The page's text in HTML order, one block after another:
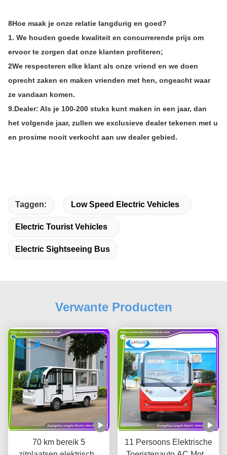
8Hoe maak je onze relatie langdurig en goed?
1. We houden goede kwaliteit en concurrerende prijs om
ervoor te zorgen dat onze klanten profiteren;
2We respecteren elke klant als onze vriend en we doen
oprecht zaken en maken vrienden met hen, ongeacht waar
ze vandaan komen.
9.Dealer: Als je 100-200 stuks kunt maken in een jaar, dan
het volgende jaar, zullen we exclusieve dealer tekenen met u
en prosime nooit verkocht aan uw dealer gebied.
Taggen: Low Speed Electric Vehicles
Electric Tourist Vehicles
Electric Sightseeing Bus
Verwante Producten
70 km bereik 5
11 Persoons Elektrische